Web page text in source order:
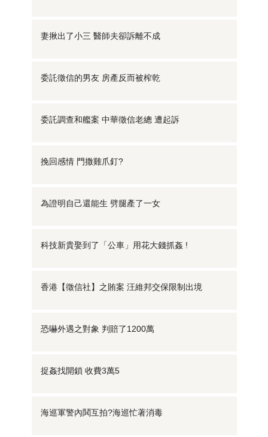
妻揪出了小三 醫師夫卻訴離不成
委託徵信的男友 房產反而被榨乾
委託調查和艦案 中華徵信老總 遭起訴
挽回感情 門撒雞爪釘?
為證明自己還能生 劈腿產了一女
科技新貴娶到了「公車」用花大錢抓姦 !
香港【徵信社】之賄案 汪維邦交保限制出境
恐嚇外遇之對象 判賠了1200萬
捉姦找開鎖 收費3萬5
海巡軍警內鬨互拍?海巡忙著消毒